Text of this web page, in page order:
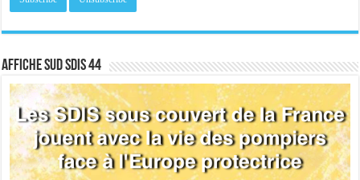
Affiche sud SDIS 44